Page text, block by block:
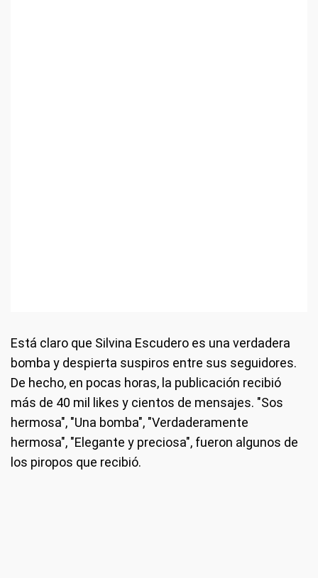
Está claro que Silvina Escudero es una verdadera
bomba y despierta suspiros entre sus seguidores.
De hecho, en pocas horas, la publicación recibió
más de 40 mil likes y cientos de mensajes. "Sos
hermosa", "Una bomba", "Verdaderamente
hermosa", "Elegante y preciosa", fueron algunos de
los piropos que recibió.